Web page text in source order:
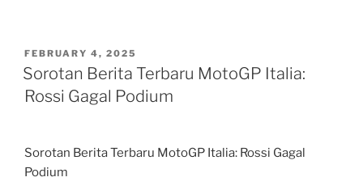
POSTED
ON
FEBRUARY 4, 2025
Sorotan Berita Terbaru MotoGP Italia:
Rossi Gagal Podium
Sorotan Berita Terbaru MotoGP Italia: Rossi Gagal
Podium